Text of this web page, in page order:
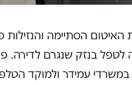
הסתיימה והנזילות
בנזק שנגרם לדירה.
עמידר ולמוקד